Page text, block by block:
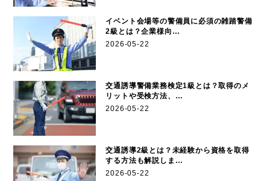
イベント会場等の警備員に必須の雑踏警備
2級とは？企業様向…
2026-05-22
交通誘導警備業務検定1級とは？取得のメ
リットや受検方法、…
2026-05-22
交通誘導2級とは？未経験から資格を取得
する方法も解説しま…
2026-05-22